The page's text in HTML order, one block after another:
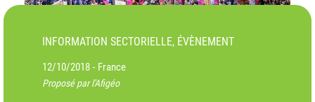
INFORMATION SECTORIELLE, ÉVÈNEMENT
12/10/2018 - France
Proposé par l'Afigéo